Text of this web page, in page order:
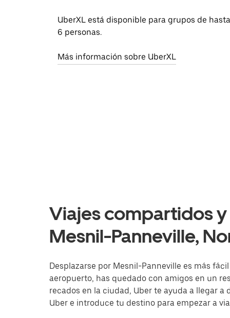
UberXL está disponible para grupos de hasta
6 personas.
Más información sobre UberXL
Viajes compartidos
Mesnil-Panneville,
Desplazarse por Mesnil-Panneville es más
aeropuerto, has quedado con amigos en un
recados en la ciudad, Uber te ayuda a llegar a
Uber e introduce tu destino para empezar a